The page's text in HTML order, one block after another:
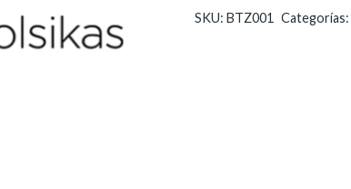
cierre
SKU: BTZ001 Categorías: